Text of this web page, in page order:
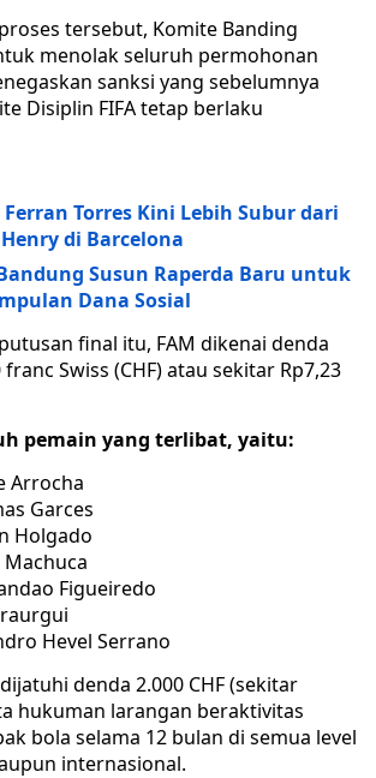
tersebut, Komite Banding
menolak seluruh permohonan
sanksi yang sebelumnya
Disiplin FIFA tetap berlaku
Torres Kini Lebih Subur dari
di Barcelona
Susun Raperda Baru untuk
Dana Sosial
final itu, FAM dikenai denda
Swiss (CHF) atau sekitar Rp7,23
pemain yang terlibat, yaitu:
Arrocha
Garces
Holgado
Figueiredo
Hevel Serrano
denda 2.000 CHF (sekitar
hukuman larangan beraktivitas
bola selama 12 bulan di semua level
internasional.